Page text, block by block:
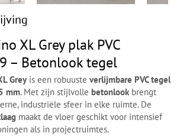
Next
Next
XL Grey plak PVC
– Betonlook tegel
Grey is een robuuste verlijmbare PVC tegel
mm. Met zijn stijlvolle betonlook brengt
industriële sfeer in elke ruimte. De
maakt de vloer geschikt voor intensief
als in projectruimtes.